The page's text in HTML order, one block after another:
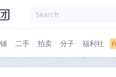
二手 拍卖 分子 福利社